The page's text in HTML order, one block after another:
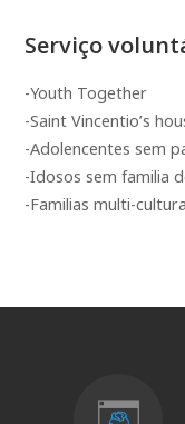
Serviço
-Youth Together
-Saint Vincentio’s
-Adolencentes sem
-Idosos sem familia
-Familias multi-